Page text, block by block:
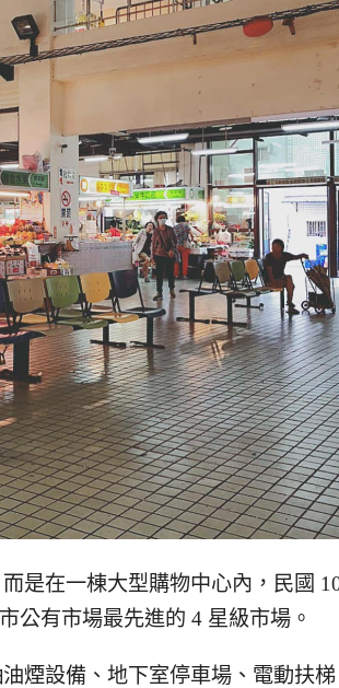
是在一棟大型購物中心內，民國
公有市場最先進的 4 星級市場。
煙設備、地下室停車場、電動扶